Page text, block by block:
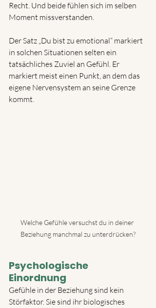
Recht. Und beide fühlen sich im selben
Moment missverstanden.
Der Satz „Du bist zu emotional“ markiert
in solchen Situationen selten ein
tatsächliches Zuviel an Gefühl. Er
markiert meist einen Punkt, an dem das
eigene Nervensystem an seine Grenze
kommt.
Welche Gefühle versuchst du in deiner
Beziehung manchmal zu unterdrücken?
Psychologische
Einordnung
Gefühle in der Beziehung sind kein
Störfaktor. Sie sind ihr biologisches